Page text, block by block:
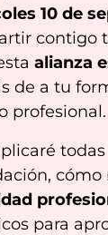
10 de
contigo
alianza
de a tu
profesional.
cómo
para